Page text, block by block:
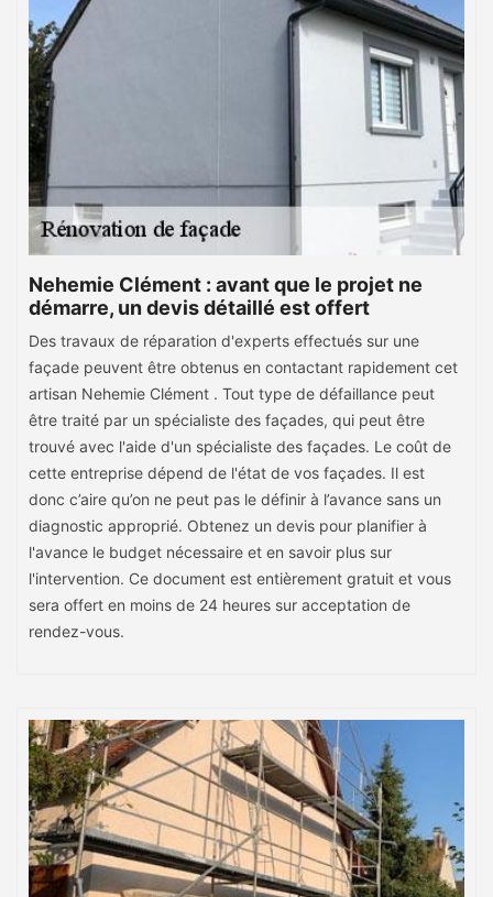
Nehemie Clément : avant que le projet ne
démarre, un devis détaillé est offert
Des travaux de réparation d'experts effectués sur une
façade peuvent être obtenus en contactant rapidement cet
artisan Nehemie Clément . Tout type de défaillance peut
être traité par un spécialiste des façades, qui peut être
trouvé avec l'aide d'un spécialiste des façades. Le coût de
cette entreprise dépend de l'état de vos façades. Il est
donc c’aire qu’on ne peut pas le définir à l’avance sans un
diagnostic approprié. Obtenez un devis pour planifier à
l'avance le budget nécessaire et en savoir plus sur
l'intervention. Ce document est entièrement gratuit et vous
sera offert en moins de 24 heures sur acceptation de
rendez-vous.